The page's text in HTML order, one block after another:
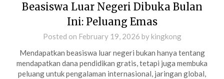
Beasiswa Luar Negeri Dibuka Bulan
Ini: Peluang Emas
Posted on February 19, 2026 bykingkong
Mendapatkan beasiswa luar negeri bukan hanya tentang
mendapatkan dana pendidikan gratis, tetapi juga membuka
peluang untuk pengalaman internasional, jaringan global,